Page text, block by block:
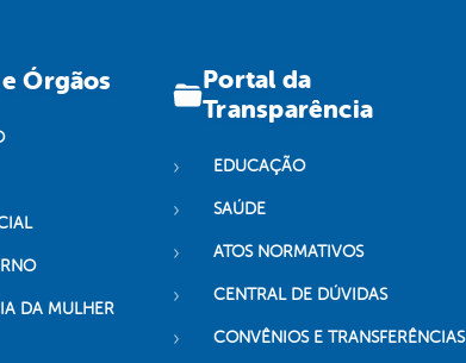
Órgãos
DA MULHER
Portal da
Transparência
EDUCAÇÃO
SAÚDE
ATOS NORMATIVOS
CENTRAL DE DÚVIDAS
CONVÊNIOS E TRANSFERÊNCIAS